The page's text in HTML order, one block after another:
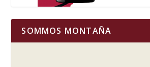
SOMMOS MONTAÑA